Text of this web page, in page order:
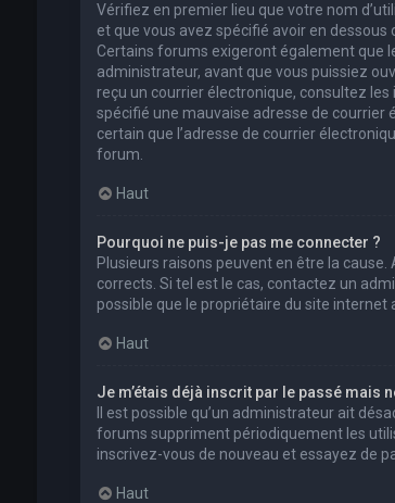
Vérifiez en premier lieu que votre nom
et que vous avez spécifié avoir en dessous
Certains forums exigeront également que
administrateur, avant que vous puissiez
reçu un courrier électronique, consultez
spécifié une mauvaise adresse de courrier
certain que l’adresse de courrier
forum.
Haut
Pourquoi ne puis-je pas me connecter ?
Plusieurs raisons peuvent en être la
corrects. Si tel est le cas, contactez un
possible que le propriétaire du site internet
Haut
Je m’étais déjà inscrit par le passé mais
Il est possible qu’un administrateur ait
forums suppriment périodiquement les
inscrivez-vous de nouveau et essayez de
Haut